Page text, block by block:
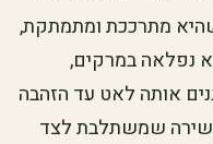
מתרככת ומתמתקת,
נפלאה במרקים,
אותה לאט עד הזהבה
שמשתלבת לצד